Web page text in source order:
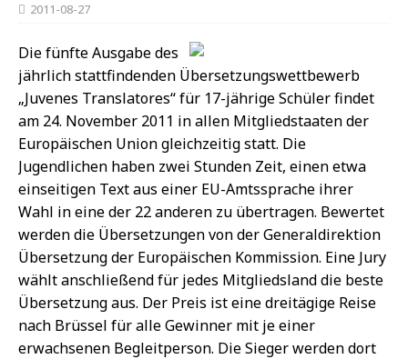
2011-08-27
Die fünfte Ausgabe des
jährlich stattfindenden Übersetzungswettbewerb
„Juvenes Translatores“ für 17-jährige Schüler findet
am 24. November 2011 in allen Mitgliedstaaten der
Europäischen Union gleichzeitig statt. Die
Jugendlichen haben zwei Stunden Zeit, einen etwa
einseitigen Text aus einer EU-Amtssprache ihrer
Wahl in eine der 22 anderen zu übertragen. Bewertet
werden die Übersetzungen von der Generaldirektion
Übersetzung der Europäischen Kommission. Eine Jury
wählt anschließend für jedes Mitgliedsland die beste
Übersetzung aus. Der Preis ist eine dreitägige Reise
nach Brüssel für alle Gewinner mit je einer
erwachsenen Begleitperson. Die Sieger werden dort